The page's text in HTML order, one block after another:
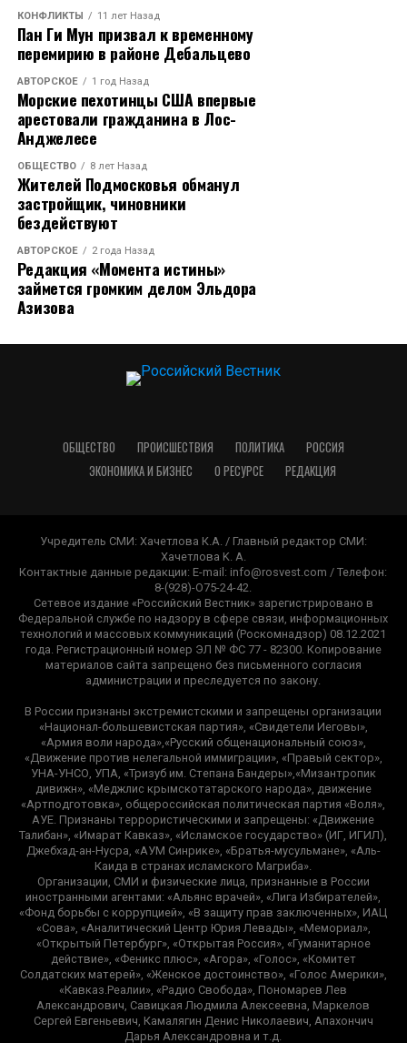
КОНФЛИКТЫ 11 лет Назад
Пан Ги Мун призвал к временному
перемирию в районе Дебальцево
АВТОРСКОЕ 1 год Назад
Морские пехотинцы США впервые
арестовали гражданина в Лос-
Анджелесе
ОБЩЕСТВО 8 лет Назад
Жителей Подмосковья обманул
застройщик, чиновники
бездействуют
АВТОРСКОЕ 2 года Назад
Редакция «Момента истины»
займется громким делом Эльдора
Азизова
ОБЩЕСТВО ПРОИСШЕСТВИЯ ПОЛИТИКА
РОССИЯ
ЭКОНОМИКА И БИЗНЕС
О РЕСУРСЕ РЕДАКЦИЯ
Учредитель СМИ: Хачетлова К.А. / Главный редактор СМИ:
Xaчeтлoвa K. A.
Контактные данные редакции: E-mail: info@rosvest.com / Телефон:
8-(928)-O75-24-42.
Сетевое издание «Российский Вестник» зарегистрировано в
Федеральной службе по надзору в сфере связи, информационных
технологий и массовых коммуникаций (Роскомнадзор) 08.12.2021
года. Регистрационный номер ЭЛ № ФС 77 - 82300. Копирование
материалов сайта запрещено без письменного согласия
администрации и преследуется по закону.
В России признаны экстремистскими и запрещены организации
«Национал-большевистская партия», «Свидетели Иеговы»,
«Армия воли народа»,«Русский общенациональный союз»,
«Движение против нелегальной иммиграции», «Правый сектор»,
УНА-УНСО, УПА, «Тризуб им. Степана Бандеры»,«Мизантропик
дивижн», «Меджлис крымскотатарского народа», движение
«Артподготовка», общероссийская политическая партия «Воля»,
АУЕ. Признаны террористическими и запрещены: «Движение
Талибан», «Имарат Кавказ», «Исламское государство» (ИГ, ИГИЛ),
Джебхад-ан-Нусра, «АУМ Синрике», «Братья-мусульмане», «Аль-
Каида в странах исламского Магриба».
Организации, СМИ и физические лица, признанные в России
иностранными агентами: «Альянс врачей», «Лига Избирателей»,
«Фонд борьбы с коррупцией», «В защиту прав заключенных», ИАЦ
«Сова», «Аналитический Центр Юрия Левады», «Мемориал»,
«Открытый Петербург», «Открытая Россия», «Гуманитарное
действие», «Феникс плюс», «Агора», «Голос», «Комитет
Солдатских матерей», «Женское достоинство», «Голос Америки»,
«Кавказ.Реалии», «Радио Свобода», Пономарев Лев
Александрович, Савицкая Людмила Алексеевна, Маркелов
Сергей Евгеньевич, Камалягин Денис Николаевич, Апахончич
Дарья Александровна и т.д.